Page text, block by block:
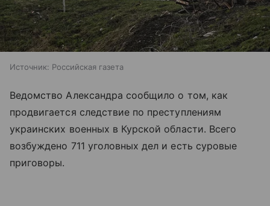
Источник: Российская газета
Ведомство Александра сообщило о том, как
продвигается следствие по преступлениям
украинских военных в Курской области. Всего
возбуждено 711 уголовных дел и есть суровые
приговоры.